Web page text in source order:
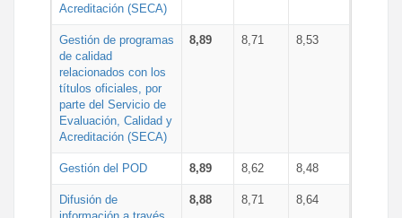
Acreditación (SECA)
Gestión de programas
de calidad
relacionados con los
títulos oficiales, por
parte del Servicio de
Evaluación, Calidad y
Acreditación (SECA)
8,89 8,71 8,53
Gestión del POD 8,89 8,62 8,48
Difusión de
información a través
8,88 8,71 8,64